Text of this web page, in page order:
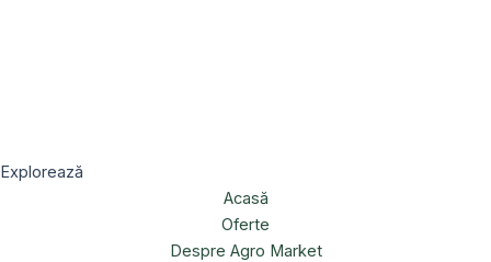
Explorează
Acasă
Oferte
Despre Agro Market